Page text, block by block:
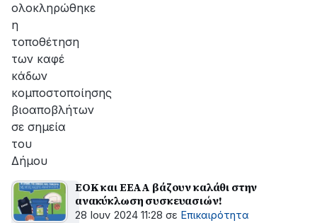
ολοκληρώθηκε
η
τοποθέτηση
των καφέ
κάδων
κομποστοποίησης
βιοαποβλήτων
σε σημεία
του
Δήμου
ΕΟΚ και ΕΕΑΑ βάζουν καλάθι στην
ανακύκλωση συσκευασιών!
28 Ιουν 2024 11:28 σε Επικαιρότητα